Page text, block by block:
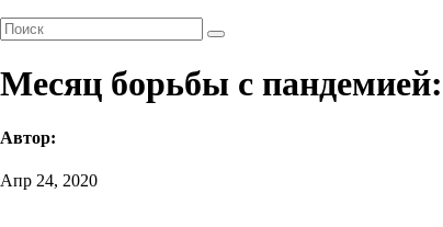
Месяц борьбы с
Автор:
Апр 24, 2020